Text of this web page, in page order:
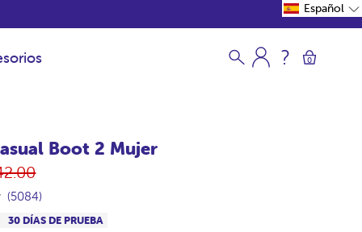
0
Boot 2 Mujer
(5084)
30 DÍAS DE PRUEBA
Español